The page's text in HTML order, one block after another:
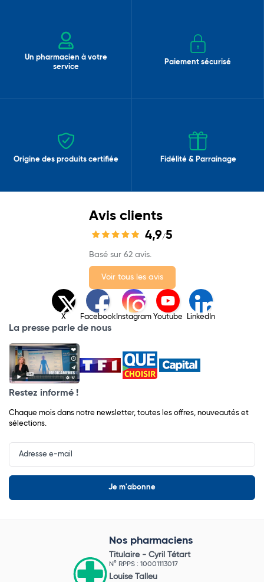
Un pharmacien à votre
service
Paiement sécurisé
Origine des produits certifiée Fidélité & Parrainage
Avis clients
4,9/5
Basé sur 62 avis.
Voir tous les avis
X Facebook Instagram Youtube LinkedIn
La presse parle de nous
Restez informé !
Chaque mois dans notre newsletter, toutes les offres, nouveautés et
sélections.
Input
Newsletter
Nos pharmaciens
Titulaire - Cyril Tétart
N° RPPS : 10001113017
Louise Talleu